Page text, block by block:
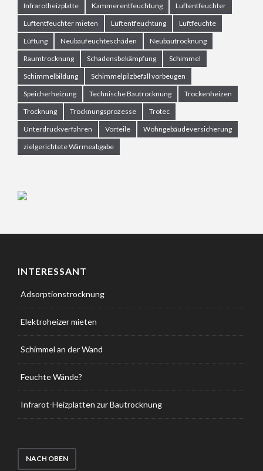
Infrarotheizplatte
Kammerentfeuchtung
Luftentfeuchter
Luftentfeuchter mieten
Luftentfeuchtung
Luftfeuchte
Lüftung
Neubaufeuchteschäden
Neubautrocknung
Raumtrocknung
Schadensbekämpfung
Schimmel
Schimmelbildung
Schimmelpilzbefall vorbeugen
Speicherheizung
Technische Bautrocknung
Trockenheizen
Trocknung
Trocknungsprozesse
Trotec
Unterdruckverfahren
Vorteile
Wohngebäudeversicherung
zielgerichtete Wärmeabgabe
INTERESSANT
Adsorptionstrocknung
Elektroheizer mieten
Schimmel an der Wand
Feuchte Wände?
Infrarot-Heizplatten zur Bautrocknung
NACH OBEN